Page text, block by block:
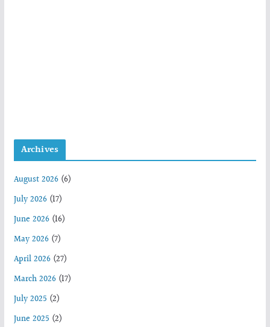
Archives
August 2026(6)
July 2026(17)
June 2026(16)
May 2026(7)
April 2026(27)
March 2026(17)
July 2025 (2)
June 2025 (2)